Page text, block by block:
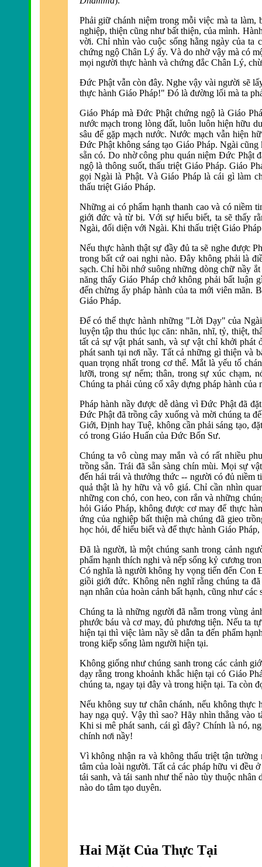
Phải giữ chánh niệm trong mỗi việc mà ta
nghiệp, thiện cũng như bất thiện, của mình.
vời. Chỉ nhìn vào cuộc sống hằng ngày của ta
chứng ngộ Chân Lý ấy. Và do nhờ vậy mà có
mọi người thực hành và chứng đắc Chân Lý,
Ðức Phật vẫn còn đây. Nghe vậy vài người sẽ
thực hành Giáo Pháp!" Ðó là đường lối mà ta
Giáo Pháp mà Ðức Phật chứng ngộ là Giáo
nước mạch trong lòng đất, luôn luôn hiện hữu
sâu để gặp mạch nước. Nước mạch vẫn hiện
Ðức Phật không sáng tạo Giáo Pháp. Ngài cũng
sẵn có. Do nhờ công phu quán niệm Ðức Phật
ngộ là thông suốt, thấu triệt Giáo Pháp. Giáo
gọi Ngài là Phật. Và Giáo Pháp là cái gì làm
thấu triệt Giáo Pháp.
Những ai có phẩm hạnh thanh cao và có niềm
giới đức và từ bi. Với sự hiểu biết, ta sẽ thấy
Ngài, đối diện với Ngài. Khi thấu triệt Giáo
Nếu thực hành thật sự đầy đủ ta sẽ nghe được
trong bất cứ oai nghi nào. Ðây không phải là
sạch. Chỉ hồi nhớ suông những dòng chữ nầy
năng thấy Giáo Pháp chớ không phải bất luận
đến chừng ấy pháp hành của ta mới viên mãn.
Giáo Pháp.
Ðể có thể thực hành những "Lời Dạy" của
luyện tập thu thúc lục căn: nhãn, nhĩ, tỷ, thiệt,
tất cả sự vật phát sanh, và sự vật chỉ khởi phát
phát sanh tại nơi nầy. Tất cả những gì thiện và
quan trọng nhất trong cơ thể. Mắt là yếu tố
lưỡi, trong sự nếm; thân, trong sự xúc chạm,
Chúng ta phải củng cố xây dựng pháp hành của
Pháp hành nầy được dễ dàng vì Ðức Phậtđã
Ðức Phật đã trồng cây xuống và mời chúng ta đ
Giới, Ðịnh hay Tuệ, không cần phải sáng tạo, đ
có trong Giáo Huấn của Ðức Bổn Sư.
Chúng ta vô cùng may mắn và có rất nhiều
trồng sẵn. Trái đã sẵn sàng chín mùi. Mọi sự
đến hái trái và thưởng thức -- người có đủ niềm
quả thật là hy hữu và vô giá. Chỉ cần nhìn
những con chó, con heo, con rắn và những
hỏi Giáo Pháp, không được cơ may để thực hà
ứng của nghiệp bất thiện mà chúng đã gieo
học hỏi, để hiểu biết và để thực hành Giáo
Ðã là người, là một chúng sanh trong cảnh
phẩm hạnh thích nghi và nếp sống kỷ cương
Có nghĩa là người không hy vọng tiến đến
giồi giới đức. Không nên nghĩ rằng chúng ta
nạn nhân của hoàn cảnh bất hạnh, cũng như các
Chúng ta là những người đã nằm trong vùng
phước báu và cơ may, đủ phương tiện. Nếu ta
hiện tại thì việc làm nầy sẽ dẫn ta đến phẩm
trong kiếp sống làm người hiện tại.
Không giống như chúng sanh trong các cảnh
dạy rằng trong khoảnh khắc hiện tại có Giáo
chúng ta, ngay tại đây và trong hiện tại. Ta còn đ
Nếu không suy tư chân chánh, nếu không thực
hay ngạ quỷ. Vậy thì sao? Hãy nhìn thẳng vào
Khi si mê phát sanh, cái gì đây? Chính là nó,
chính nơi nầy!
Vì không nhận ra và không thấu triệt tận
tâm của loài người. Tất cả các pháp hữu vi đều
tái sanh, và tái sanh như thế nào tùy thuộc nhân
nào do tâm tạo duyên.
Hai Mặt Của Thực Tại